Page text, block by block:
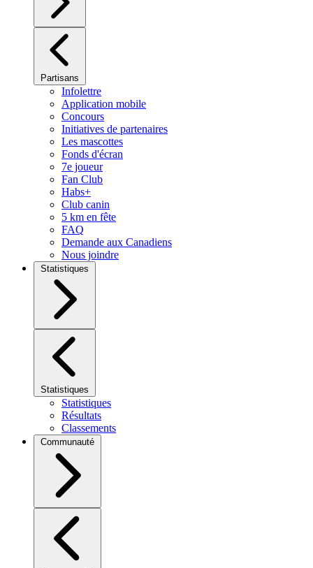
Partisans
Infolettre
Application mobile
Concours
Initiatives de partenaires
Les mascottes
Fonds d'écran
7e joueur
Fan Club
Habs+
Club canin
5 km en fête
FAQ
Demande aux Canadiens
Nous joindre
Statistiques
Statistiques
Statistiques
Résultats
Classements
Communauté